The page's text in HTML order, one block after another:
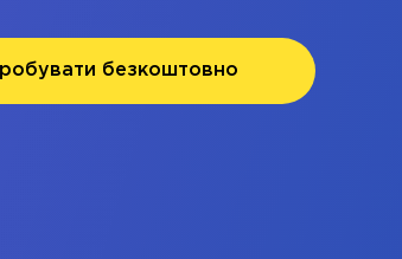
безкоштовно